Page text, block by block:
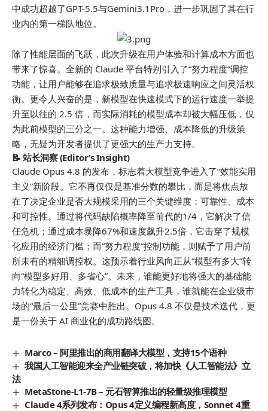
中成功超越了GPT-5.5与Gemini3.1Pro，进一步巩固了其在行
业内的第一梯队地位。
除了性能层面的飞跃，此次升级在用户体验和计算成本方面也
带来了惊喜。全新的 Claude 平台特别引入了“努力程度”调控
功能，让用户能够在追求极致质量与追求极速响应之间灵活权
衡。更令人兴奋的是，新模型在快速模式下的运行速度一举提
升至以往的 2.5 倍，而实际消耗的模型成本却被大幅压低，仅
为此前模型的三分之一。这种能力增强、成本降低的升级策
略，无疑为开发者提供了更强大的生产力支持。
📝 站长洞察 (Editor’s Insight)
Claude Opus 4.8 的发布，标志着大模型竞争进入了“效能实用
主义”新阶段。它不再仅仅是基准分数的攀比，而是将焦点放
在了决定企业是否大规模采用的三个关键维度：可靠性、成本
和可控性。通过将代码缺陷概率降至前代的1/4，它解决了信
任危机；通过成本暴降67%和速度飙升2.5倍，它击穿了规模
化应用的经济门槛；而“努力程度”控制功能，则赋予了用户前
所未有的精细调控权。这预示着行业风向正从“模型有多大”转
向“模型多好用、多省心”。未来，谁能更好地将强大的基础能
力转化为稳定、高效、低成本的生产工具，谁就能在企业级市
场的“最后一公里”竞赛中胜出。Opus 4.8 不仅是技术迭代，更
是一份关于 AI 商业化的成功路线图。
Marco – 阿里推出的商用翻译大模型，支持15个语种
我国人工智能迎来全产业链突破，将加快《人工智能法》立
法
MetaStone-L1-7B – 元石智算推出的轻量级推理模型
Claude 4系列发布：Opus 4定义编程新高度，Sonnet 4重